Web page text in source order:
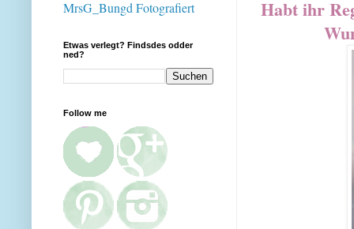
Habt ihr
MrsG_Bungd Fotografiert
Etwas verlegt? Findsdes odder
ned?
Follow me